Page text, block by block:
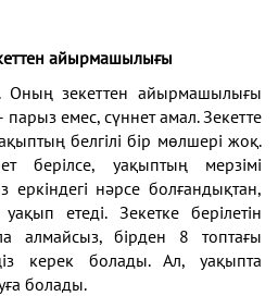
айырмашылығы
Оның зекеттен айырмашылығы
емес, сүннет амал. Зекетте
белгілі бір мөлшері жоқ.
берілсе, уақыптың мерзімі
еркіндегі нәрсе болғандықтан,
етеді. Зекетке берілетін
алмайсыз, бірден 8 топтағы
керек болады. Ал, уақыпта
болады.